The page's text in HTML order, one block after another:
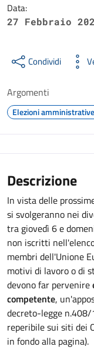
Data:
27 Febbraio
Condividi
Argomenti
Elezioni
Descrizione
In vista delle
si svolgeranno nei
tra giovedì 6 e
non iscritti
membri dell'Unione
motivi di lavoro o di
devono far pervenire
competente,
decreto-legge
reperibile sui siti dei
in fondo alla pagina).